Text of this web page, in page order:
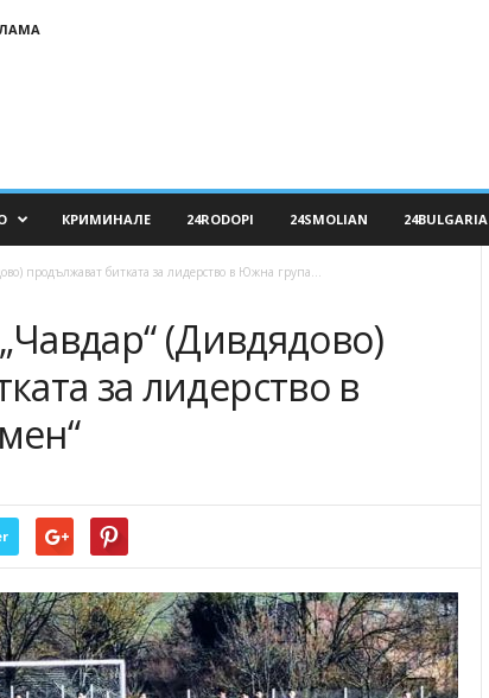
КРИМИНАЛЕ 24RODOPI 24SMOLIAN 24BULGARIA
продължават битката за лидерство в Южна група...
(Дивдядово)
за лидерство в